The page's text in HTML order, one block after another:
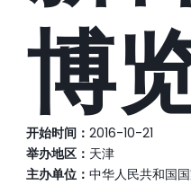
博
开始时间： 2016-10-21
举办地区： 天津
主办单位： 中华人民共和国